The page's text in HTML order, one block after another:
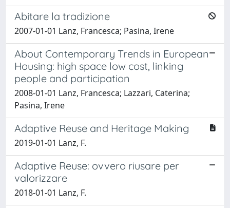
Abitare la tradizione
2007-01-01 Lanz, Francesca; Pasina, Irene
About Contemporary Trends in European
Housing: high space low cost, linking
people and participation
2008-01-01 Lanz, Francesca; Lazzari, Caterina;
Pasina, Irene
Adaptive Reuse and Heritage Making
2019-01-01 Lanz, F.
Adaptive Reuse: ovvero riusare per
valorizzare
2018-01-01 Lanz, F.